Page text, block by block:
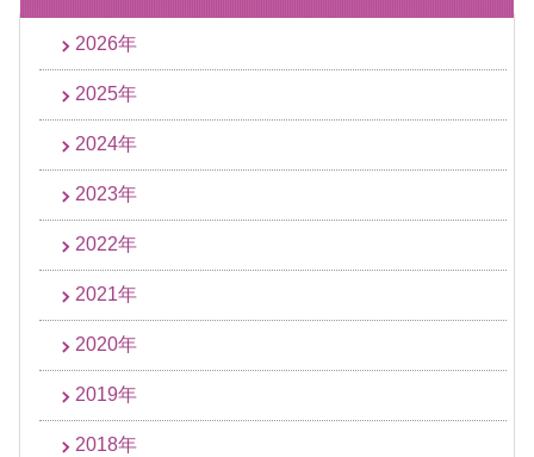
2026年
2025年
2024年
2023年
2022年
2021年
2020年
2019年
2018年